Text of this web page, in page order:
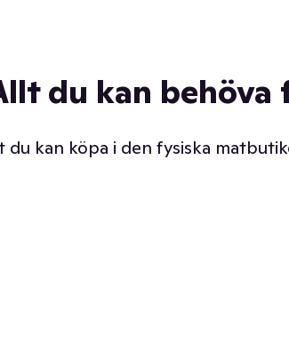
du kan
du kan köpa i den fysiska